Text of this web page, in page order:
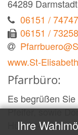
64289 Darmstadt
06151 / 74747
06151 /
www.St-
Pfarrbüro:
Es begrüßen
Pfeifer, sowie
Hübner-Nels
Ihre